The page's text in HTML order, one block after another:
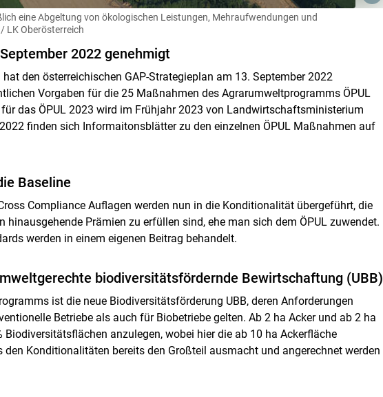
eine Abgeltung von ökologischen Leistungen, Mehraufwendungen und
LK Oberösterreich
2022 genehmigt
den österreichischen GAP-Strategieplan am 13. September 2022
Vorgaben für die 25 Maßnahmen des Agrarumweltprogramms ÖPUL
das ÖPUL 2023 wird im Frühjahr 2023 von Landwirtschaftsministerium
finden sich Informaitonsblätter zu den einzelnen ÖPUL Maßnahmen auf
Baseline
Compliance Auflagen werden nun in die Konditionalität übergeführt, die
hinausgehende Prämien zu erfüllen sind, ehe man sich dem ÖPUL zuwendet.
werden in einem eigenen Beitrag behandelt.
biodiversitätsfördernde Bewirtschaftung (UBB)
ist die neue Biodiversitätsförderung UBB, deren Anforderungen
Betriebe als auch für Biobetriebe gelten. Ab 2 ha Acker und ab 2 ha
Biodiversitätsflächen anzulegen, wobei hier die ab 10 ha Ackerfläche
den Konditionalitäten bereits den Großteil ausmacht und angerechnet werden